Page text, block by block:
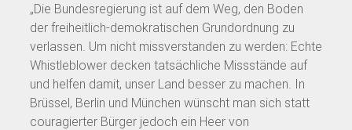
„Die Bundesregierung ist auf dem Weg, den Boden
der freiheitlich-demokratischen Grundordnung zu
verlassen. Um nicht missverstanden zu werden: Echte
Whistleblower decken tatsächliche Missstände auf
und helfen damit, unser Land besser zu machen. In
Brüssel, Berlin und München wünscht man sich statt
couragierter Bürger jedoch ein Heer von